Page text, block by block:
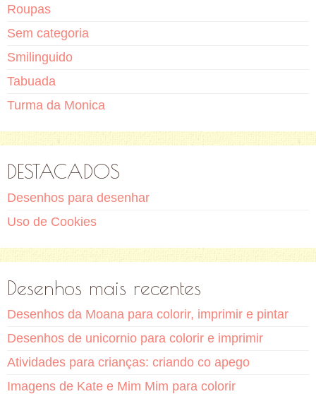
Roupas
Sem categoria
Smilinguido
Tabuada
Turma da Monica
DESTACADOS
Desenhos para desenhar
Uso de Cookies
Desenhos mais recentes
Desenhos da Moana para colorir, imprimir e pintar
Desenhos de unicornio para colorir e imprimir
Atividades para crianças: criando co apego
Imagens de Kate e Mim Mim para colorir